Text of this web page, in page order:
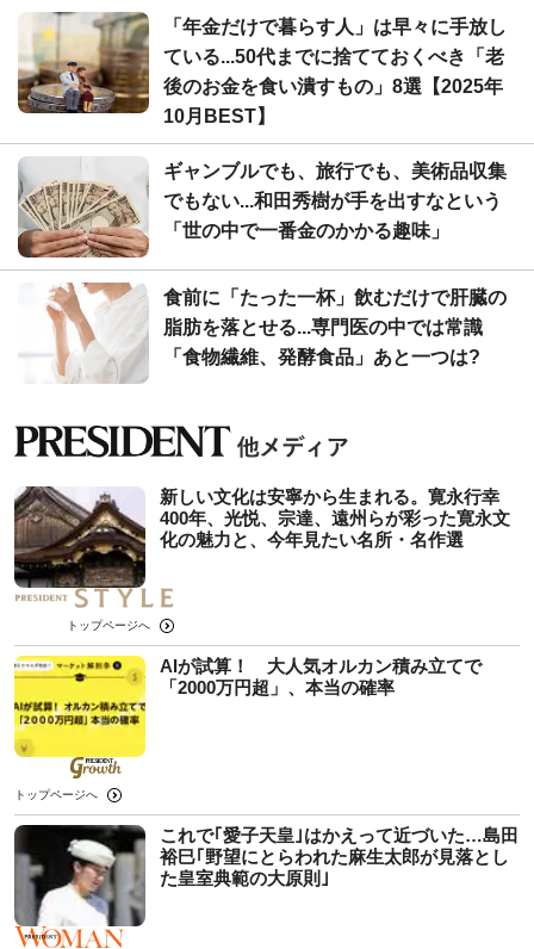
「年金だけで暮らす人」は早々に手放し
ている...50代までに捨てておくべき「老
後のお金を食い潰すもの」8選【2025年
10月BEST】
ギャンブルでも、旅行でも、美術品収集
でもない...和田秀樹が手を出すなという
「世の中で一番金のかかる趣味」
食前に「たった一杯」飲むだけで肝臓の
脂肪を落とせる...専門医の中では常識
「食物繊維、発酵食品」あと一つは?
新しい文化は安寧から生まれる。寛永行幸
400年、光悦、宗達、遠州らが彩った寛永文
化の魅力と、今年見たい名所・名作選
トップページへ
AIが試算！ 大人気オルカン積み立てで
「2000万円超」、本当の確率
トップページへ
これで｢愛子天皇｣はかえって近づいた…島田
裕巳｢野望にとらわれた麻生太郎が見落とし
た皇室典範の大原則｣